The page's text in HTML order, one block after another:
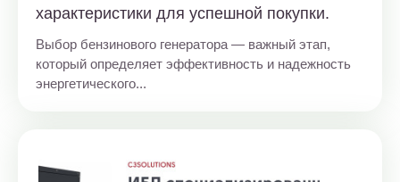
характеристики для успешной покупки.
Выбор бензинового генератора — важный этап,
который определяет эффективность и надежность
энергетического...